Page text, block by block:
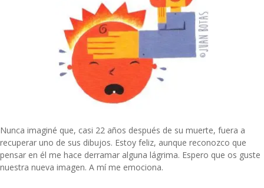
Nunca imaginé que, casi 22 años después de su muerte, fuera a
recuperar uno de sus dibujos. Estoy feliz, aunque reconozco que
pensar en él me hace derramar alguna lágrima. Espero que os guste
nuestra nueva imagen. A mí me emociona.